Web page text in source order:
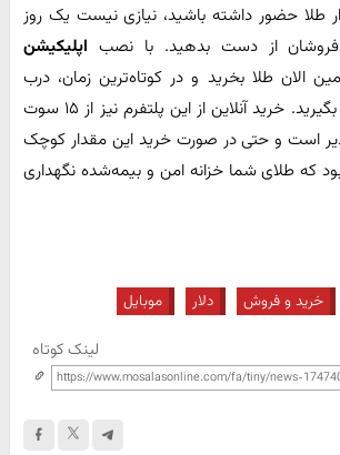
طلا حضور داشته باشید، نیازی نیست یک روز
از دست بدهید. با نصب اپلیکیشن
الان طلا بخرید و در کوتاه‌ترین زمان، درب
منزل خودتان تحویل بگیرید. خرید آنلاین از این پلتفرم نیز از ۱۵ سوت
است و حتی در صورت خرید این مقدار کوچک
که طلای شما خزانه امن و بیمه‌شده نگهداری
خرید و فروش دلار موبایل
لینک کوتاه